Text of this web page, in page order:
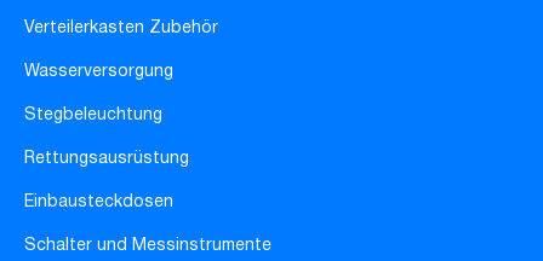
Verteilerkasten Zubehör
Wasserversorgung
Stegbeleuchtung
Rettungsausrüstung
Einbausteckdosen
Schalter und Messinstrumente